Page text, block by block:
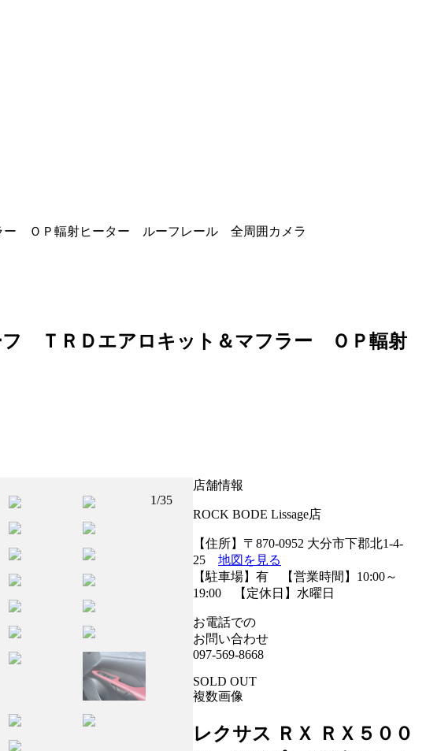
ー ＯＰ輻射ヒーター ルーフレール 全周囲カメラ
ＴＲＤエアロキット＆マフラー ＯＰ輻射
：グラファイトブラックガラスフレーク☆オプション装備多数
2/35
店舗情報
ROCK BODE Lissage店
【住所】〒870-0952 大分市下郡北1-4-
25 地図を見る
【駐車場】有 【営業時間】10:00～
19:00 【定休日】水曜日
お電話での
お問い合わせ
097-569-8668
SOLD OUT
複数画像
レクサス ＲＸ ＲＸ５００